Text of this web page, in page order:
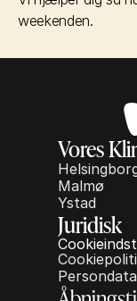
weekenden.
Vores
Malmø
Ystad
Juridisk